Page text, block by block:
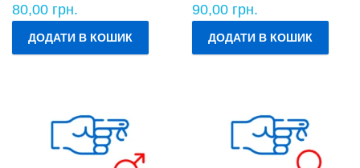
80,00 грн.
ДОДАТИ В КОШИК
90,00 грн.
ДОДАТИ В КОШИК